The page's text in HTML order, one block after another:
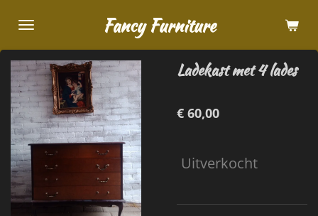
direct
naar
de
hoofdinhoud
Fancy Furniture
Ladekast met 4 lades
€ 60,00
Uitverkocht